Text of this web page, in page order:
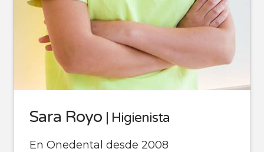
Sara Royo | Higienista
En Onedental desde 2008